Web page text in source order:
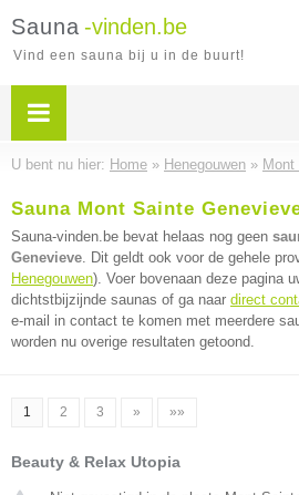
Sauna -vinden.be
Vind een sauna bij u in de buurt!
U bent nu hier: Home » Henegouwen »
Sauna Mont Sainte
Sauna-vinden.be bevat helaas nog geen
Genevieve. Dit geldt ook voor de gehele
Henegouwen). Voer bovenaan deze pagina
dichtstbijzijnde saunas of ga naar direct
e-mail in contact te komen met meerdere
worden nu overige resultaten getoond.
1 2 3 » »»
Beauty & Relax Utopia